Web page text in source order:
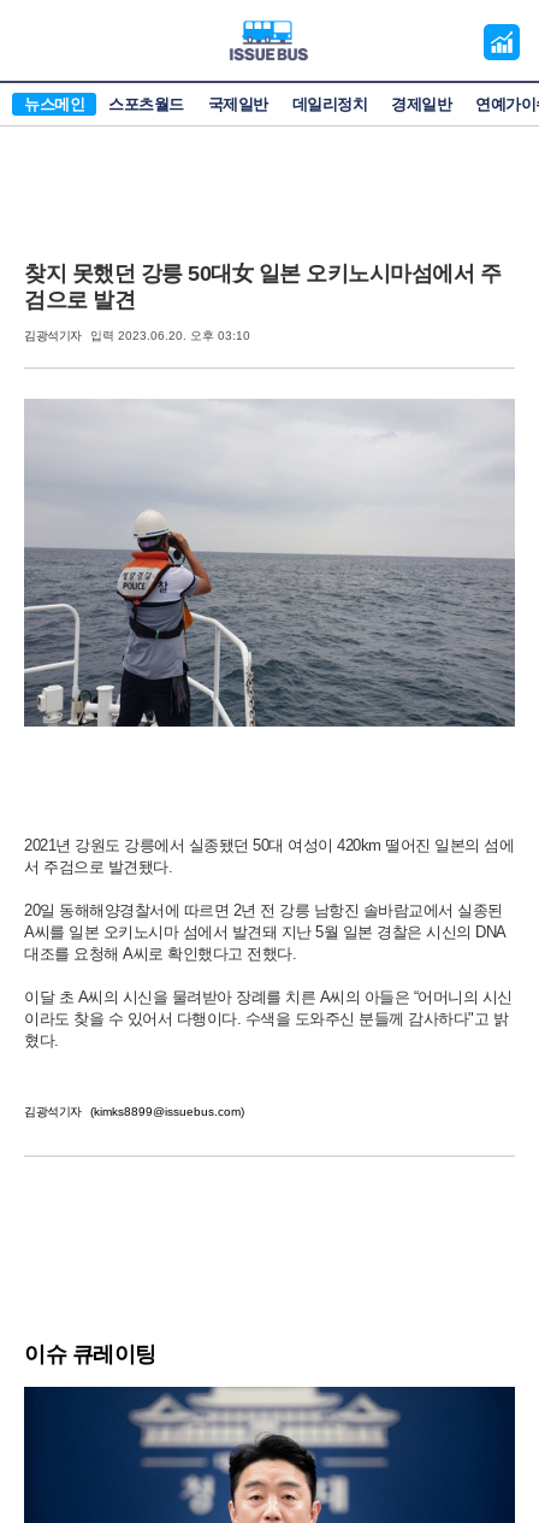
오
늘
의
증
뉴스메인 스포츠월드 국제일반 데일리정치 경제일반 연예가이
찾지 못했던 강릉 50대女 일본 오키노시마섬에서 주
검으로 발견
김광석기자 입력 2023.06.20. 오후 03:10
2021년 강원도 강릉에서 실종됐던 50대 여성이 420km 떨어진 일본의 섬에
서 주검으로 발견됐다.
20일 동해해양경찰서에 따르면 2년 전 강릉 남항진 솔바람교에서 실종된
A씨를 일본 오키노시마 섬에서 발견돼 지난 5월 일본 경찰은 시신의 DNA
대조를 요청해 A씨로 확인했다고 전했다.
이달 초 A씨의 시신을 물려받아 장례를 치른 A씨의 아들은 “어머니의 시신
이라도 찾을 수 있어서 다행이다. 수색을 도와주신 분들께 감사하다"고 밝
혔다.
김광석기자 (kimks8899@issuebus.com)
이슈 큐레이팅